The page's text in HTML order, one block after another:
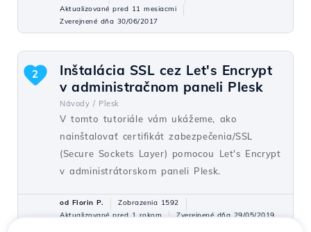
Aktualizované pred 11 mesiacmi
Zverejnené dňa 30/06/2017
Inštalácia SSL cez Let's Encrypt
v administračnom paneli Plesk
Návody / Plesk
V tomto tutoriále vám ukážeme, ako
nainštalovať certifikát zabezpečenia/SSL
(Secure Sockets Layer) pomocou Let's Encrypt
v administrátorskom paneli Plesk.
2
od Florin P.
Zobrazenia 1592
Aktualizované pred 1 rokom
Zverejnené dňa 29/05/2019